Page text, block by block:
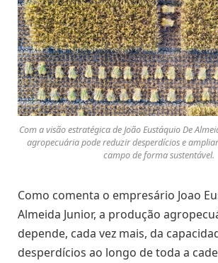
Com a visão estratégica de João Eustáquio De
agropecuária pode reduzir desperdícios e
campo de forma sustentável.
Como comenta o empresário Joao
Almeida Junior, a produção
depende, cada vez mais, da
desperdícios ao longo de toda a